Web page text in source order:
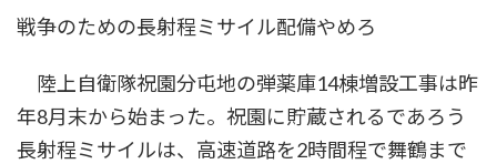
戦争のための長射程ミサイル配備やめろ
陸上自衛隊祝園分屯地の弾薬庫14棟増設工事は昨
年8月末から始まった。祝園に貯蔵されるであろう
長射程ミサイルは、高速道路を2時間程で舞鶴まで